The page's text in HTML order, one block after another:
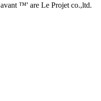
™' are Le Projet co.,ltd.